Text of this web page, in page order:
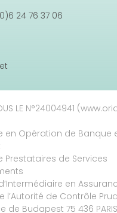
24 76 37 06
LE N°24004941
en Opération de Banque
Prestataires de Services
en
l’Autorité de Contrôle
de Budapest 75 436